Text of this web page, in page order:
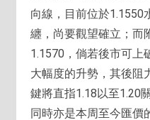
向線，目前位於1.1550
纏，尚要觀望確立；而
1.1570，倘若後市可上
大幅度的升勢，其後阻
鍵將直指1.18以至1.20
同時亦是本周至今匯價